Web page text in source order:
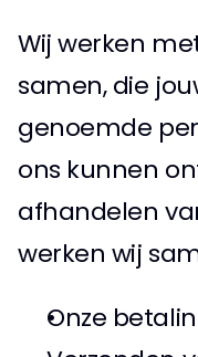
Wij werken
samen, die
genoemde
ons kunnen
afhandelen
werken wij
Onze